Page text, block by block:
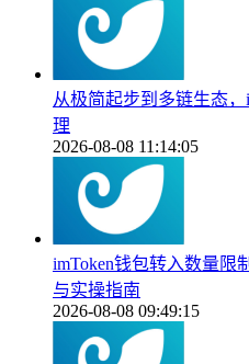
从极简起步到多链生态
理
2026-08-08 11:14:05
imToken钱包转入数量限
与实操指南
2026-08-08 09:49:15